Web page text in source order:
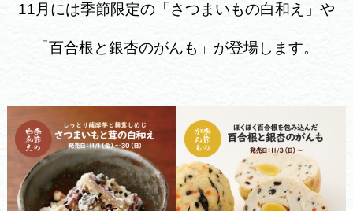
11月には季節限定の「さつまいもの白和え」や
「百合根と銀杏のがんも」が登場します。